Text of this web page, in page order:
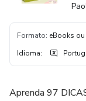
Formato: eBooks
Idioma:
Aprenda 97